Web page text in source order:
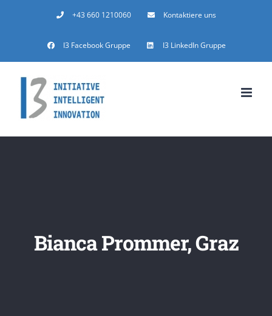
+43 660 1210060 Kontaktiere uns
I3 Facebook Gruppe I3 LinkedIn Gruppe
Bianca Prommer, Graz